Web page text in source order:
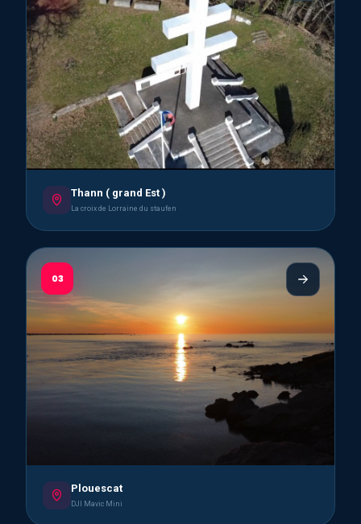
Thann ( grand Est )
La croix de Lorraine du staufen
03
Plouescat
DJI Mavic Mini